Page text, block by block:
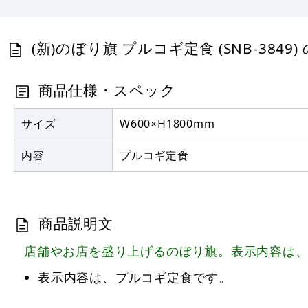
(新)のぼり旗 プルコギ定食 (SNB-3849)
商品仕様・スペック
サイズ W600×H1800mm
内容 プルコギ定食
商品説明文
店舗やお店を盛り上げるのぼり旗。表示内容は
表示内容は、プルコギ定食です。